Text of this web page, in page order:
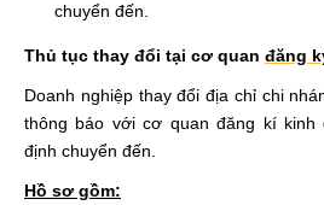
chuyển đến.
Thủ tục thay đổi tại cơ quan đăng
Doanh nghiệp thay đổi địa chỉ chi
thông báo với cơ quan đăng kí kinh
định chuyển đến.
Hồ sơ gồm: